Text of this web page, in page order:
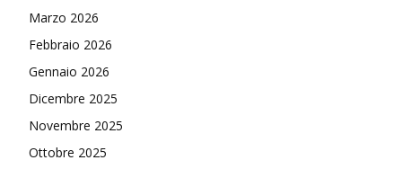
Marzo 2026
Febbraio 2026
Gennaio 2026
Dicembre 2025
Novembre 2025
Ottobre 2025